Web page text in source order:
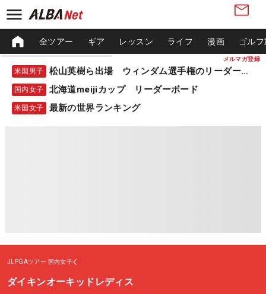
メルマガ登録
全ツアー ギア レッスン ライフ 漫画 ゴル
米国男子 松山英樹ら出場 ウィンダム選手権のリーダーボード
国内女子 北海道meijiカップ リーダーボード
米国女子 最新の世界ランキング
JLPGAツアー 国内女子
ダイキンオーキッドレディス